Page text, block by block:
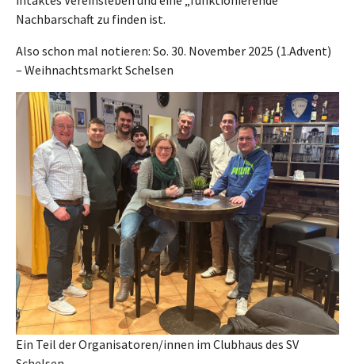
Nachbarschaft zu finden ist.
Also schon mal notieren: So. 30. November 2025 (1.Advent)
– Weihnachtsmarkt Schelsen
Ein Teil der Organisatoren/innen im Clubhaus des SV